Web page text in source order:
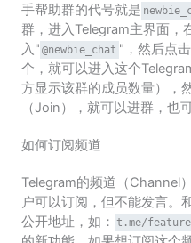
手帮助群的代号就是
群，进入Telegram主界面，
入" @newbie_chat "，然后点
个，就可以进入这个
方显示该群的成员数量），
（Join），就可以进群，也
如何订阅频道
Telegram的频道（Channel
户可以订阅，但不能发言。
公开地址，如： t.me/